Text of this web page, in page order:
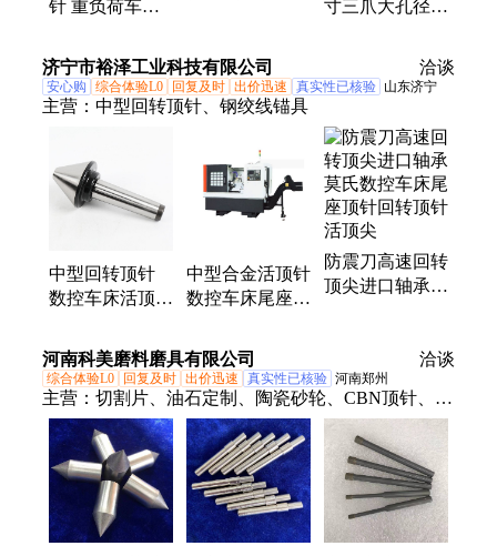
针 重负荷车床
型号
寸三爪大孔径卡
济宁市裕泽工业科技有限公司 洽谈
安心购 综合体验L0 回复及时 出价迅速 真实性已核验 山东济宁
主营： 中型回转顶针、钢绞线锚具
中型回转顶针
数控车床活顶针
号活络顶尖
中型合金活顶针
数控车床尾座回
顶尖
防震刀高速回转
顶尖进口轴承莫
河南科美磨料磨具有限公司 洽谈
综合体验L0 回复及时 出价迅速 真实性已核验 河南郑州
主营： 切割片、油石定制、陶瓷砂轮、CBN顶针、刚
玉砂轮、陶瓷金刚石、陶瓷研磨盘、金刚石砂轮、钎
焊磨头定制、镜面抛光砂轮、金刚石cbn砂轮、橡胶
砂轮定制、钎焊破碎料砂轮、电镀金刚石滚轮、金刚
石烧结锯片、单边凹砂轮定制